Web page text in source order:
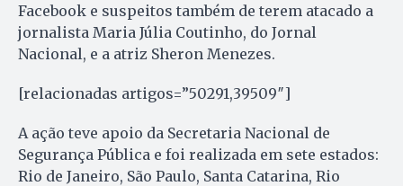
Facebook e suspeitos também de terem atacado a
jornalista Maria Júlia Coutinho, do Jornal
Nacional, e a atriz Sheron Menezes.
[relacionadas artigos=”50291,39509″]
A ação teve apoio da Secretaria Nacional de
Segurança Pública e foi realizada em sete estados:
Rio de Janeiro, São Paulo, Santa Catarina, Rio